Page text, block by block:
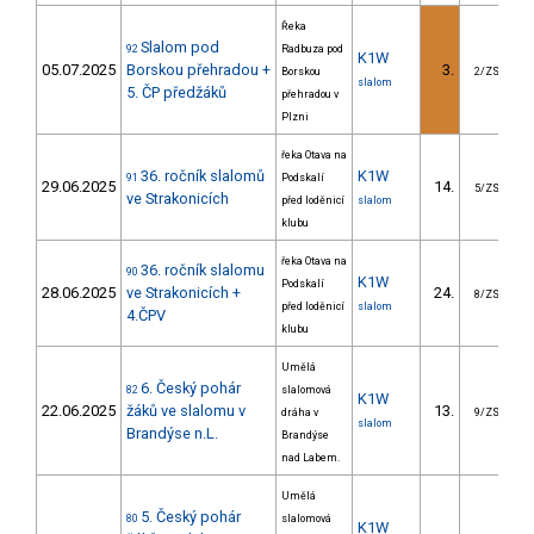
05.07.2025
92 Slalom pod
Borskou přehradou +
5. ČP předžáků
Řeka
Radbuza pod
Borskou
přehradou v
Plzni
K1W
slalom
3. 2/ZS
29.06.2025 91 36. ročník slalomů
ve Strakonicích
řeka Otava na
Podskalí
před loděnicí
klubu
K1W
slalom
14. 5/ZS
28.06.2025
90 36. ročník slalomu
ve Strakonicích +
4.ČPV
řeka Otava na
Podskalí
před loděnicí
klubu
K1W
slalom
24. 8/ZS
22.06.2025
82 6. Český pohár
žáků ve slalomu v
Brandýse n.L.
Umělá
slalomová
dráha v
Brandýse
nad Labem.
K1W
slalom
13. 9/ZS
80 5. Český pohár
Umělá
slalomová
K1W